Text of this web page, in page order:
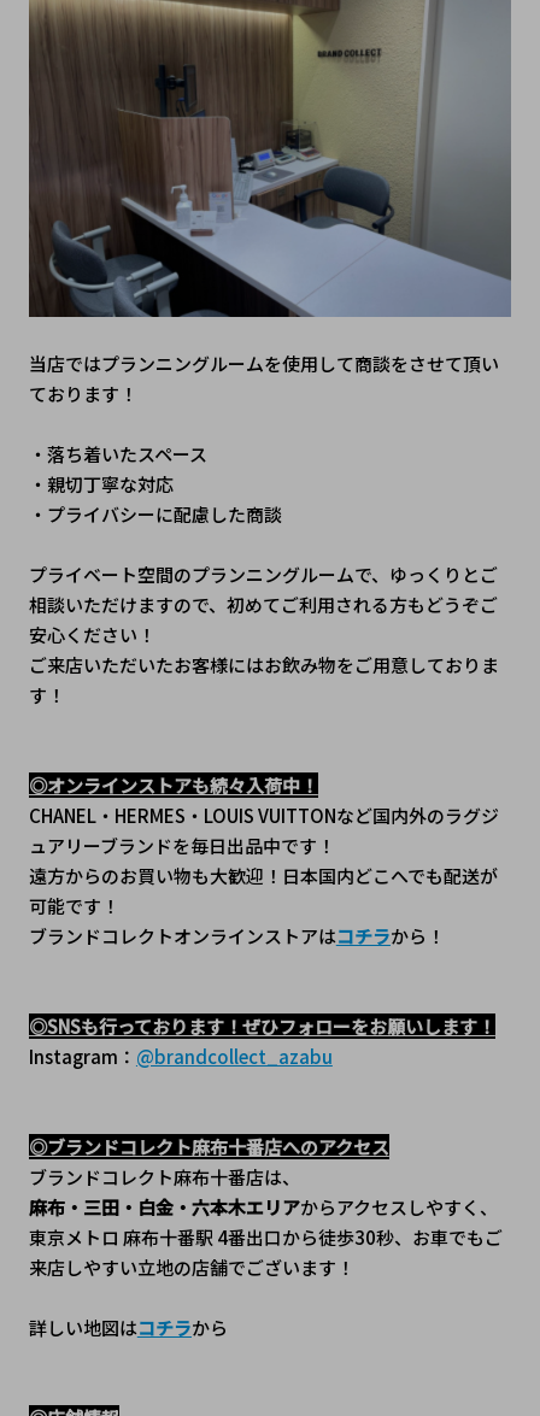
当店ではプランニングルームを使用して商談をさせて頂い
ております！
・落ち着いたスペース
・親切丁寧な対応
・プライバシーに配慮した商談
プライベート空間のプランニングルームで、ゆっくりとご
相談いただけますので、初めてご利用される方もどうぞご
安心ください！
ご来店いただいたお客様にはお飲み物をご用意しておりま
す！
◎オンラインストアも続々入荷中！
CHANEL・HERMES・LOUIS VUITTONなど国内外のラグジ
ュアリーブランドを毎日出品中です！
遠方からのお買い物も大歓迎！日本国内どこへでも配送が
可能です！
ブランドコレクトオンラインストアはコチラから！
◎SNSも行っております！ぜひフォローをお願いします！
Instagram： @brandcollect_azabu
◎ブランドコレクト麻布十番店へのアクセス
ブランドコレクト麻布十番店は、
麻布・三田・白金・六本木エリアからアクセスしやすく、
東京メトロ 麻布十番駅 4番出口から徒歩30秒、﻿お車でもご
来店しやすい立地の店舗でございます！
詳しい地図はコチラから